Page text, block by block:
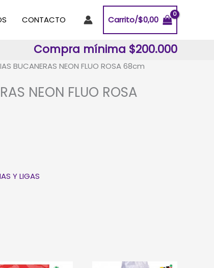
CONTACTO Carrito/$0,00
Compra mínima $200.000
BUCANERAS NEON FLUO ROSA 68cm
NEON FLUO ROSA
Y LIGAS